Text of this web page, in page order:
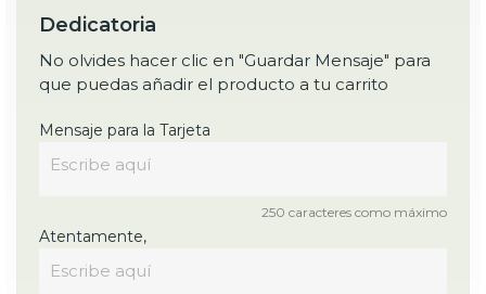
Dedicatoria
No olvides hacer clic en "Guardar Mensaje" para
que puedas añadir el producto a tu carrito
Mensaje para la Tarjeta
250 caracteres como máximo
Atentamente,